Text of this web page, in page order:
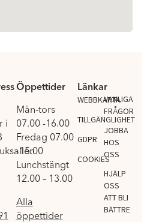
i
Öppettider
Mån-tors
07.00 -16.00
Fredag 07.00
-15.00
Lunchstängt
12.00 – 13.00
Alla
öppettider
Länkar
WEBBKARTA
TILLGÄNGLIGHET
GDPR
COOKIES
.
VANLIGA
FRÅGOR
JOBBA
HOS
OSS
HJÄLP
OSS
ATT BLI
BÄTTRE